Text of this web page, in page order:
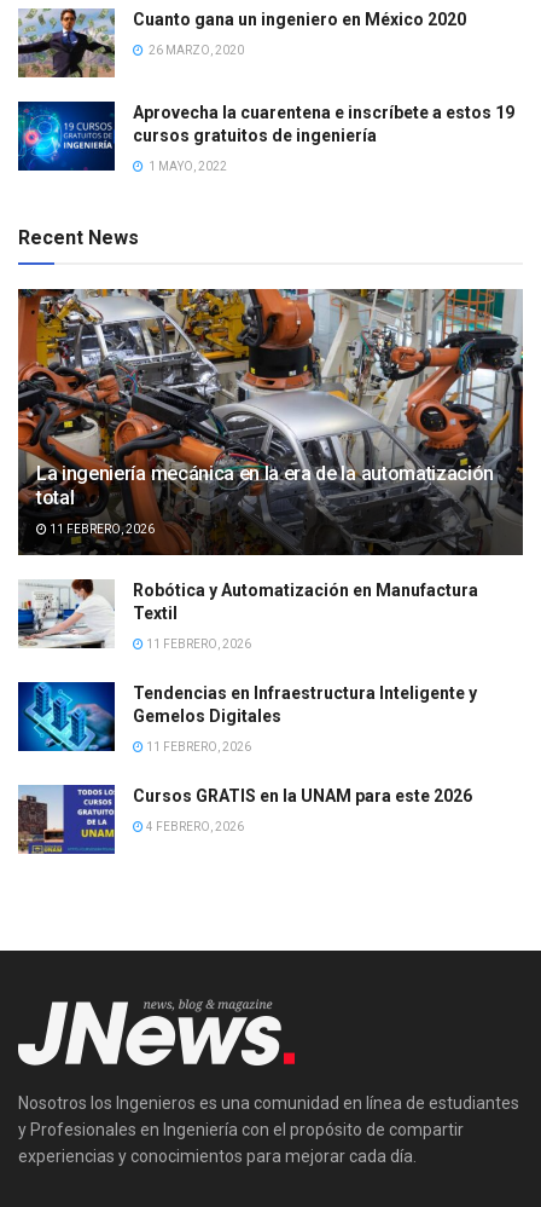
Cuanto gana un ingeniero en México 2020
26 MARZO, 2020
Aprovecha la cuarentena e inscríbete a estos 19
cursos gratuitos de ingeniería
1 MAYO, 2022
Recent News
La ingeniería mecánica en la era de la automatización
total
11 FEBRERO, 2026
Robótica y Automatización en Manufactura
Textil
11 FEBRERO, 2026
Tendencias en Infraestructura Inteligente y
Gemelos Digitales
11 FEBRERO, 2026
Cursos GRATIS en la UNAM para este 2026
4 FEBRERO, 2026
Nosotros los Ingenieros es una comunidad en línea de estudiantes
y Profesionales en Ingeniería con el propósito de compartir
experiencias y conocimientos para mejorar cada día.